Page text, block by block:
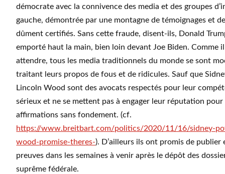
démocrate avec la connivence des media et des groupes
gauche, démontrée par une montagne de témoignages et
dûment certifiés. Sans cette fraude, disent-ils, Donald
emporté haut la main, bien loin devant Joe Biden. Comme il
attendre, tous les media traditionnels du monde se sont
traitant leurs propos de fous et de ridicules. Sauf que
Lincoln Wood sont des avocats respectés pour leur
sérieux et ne se mettent pas à engager leur réputation pour
affirmations sans fondement. (cf.
https://www.breitbart.com/politics/2020/11/16/sidney-
wood-promise-theres-). D’ailleurs ils ont promis de publier
preuves dans les semaines à venir après le dépôt des
suprême fédérale.